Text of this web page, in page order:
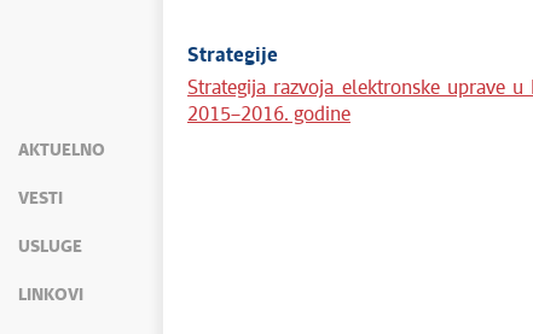
AKTUELNO
VESTI
USLUGE
LINKOVI
Strategije
Strategija razvoja elektronske uprave
2015–2016. godine